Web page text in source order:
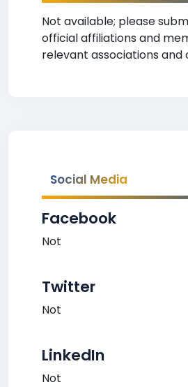
Not available; please
official affiliations and
relevant associations and
Social Media
Facebook
Not
Twitter
Not
LinkedIn
Not